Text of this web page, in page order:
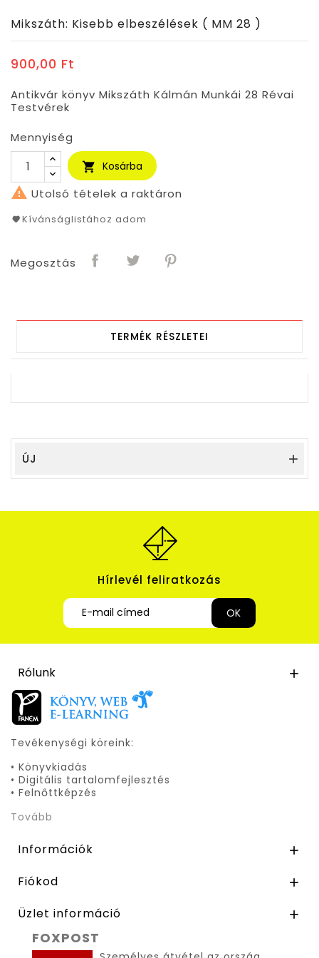
Mikszáth: Kisebb elbeszélések ( MM 28 )
900,00 Ft
Antikvár könyv Mikszáth Kálmán Munkái 28 Révai
Testvérek
Mennyiség
 Kosárba
 Utolsó tételek a raktáron
Kívánságlistához adom
Megosztás
TERMÉK RÉSZLETEI
ÚJ 
Hírlevél feliratkozás
Rólunk 
Tevékenységi köreink:
• Könyvkiadás
• Digitális tartalomfejlesztés
• Felnőttképzés
Tovább
Információk 
Fiókod 
Üzlet információ 
FOXPOST